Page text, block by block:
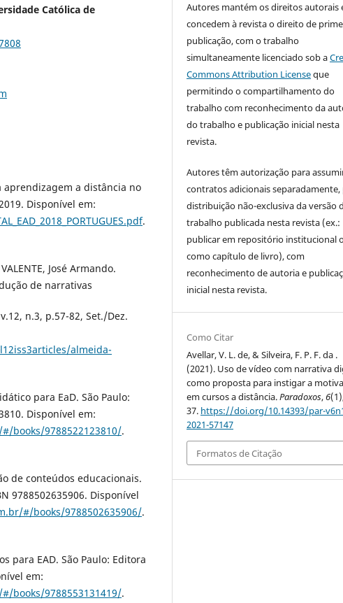
Católica de
aprendizagem a distância no
Disponível em:
.
José Armando.
de narrativas
n.3, p.57-82, Set./Dez.
almeida-
para EaD. São Paulo:
Disponível em:
books/9788522123810/.
de conteúdos educacionais.
9788502635906. Disponível
#/books/9788502635906/.
para EAD. São Paulo: Editora
em:
books/9788553131419/.
Autores mantém os direitos autorais
concedem à revista o direito de
publicação, com o trabalho
simultaneamente licenciado sob a
Commons Attribution Licenseque
permitindo o compartilhamento do
trabalho com reconhecimento da
do trabalho e publicação inicial nesta
revista.
Autores têm autorização para
contratos adicionais separadamente,
distribuição não-exclusiva da versão
trabalho publicada nesta revista (ex.:
publicar em repositório institucional
como capítulo de livro), com
reconhecimento de autoria e
inicial nesta revista.
Como Citar
Avellar, V. L. de, & Silveira, F. P. F. da .
(2021). Uso de vídeo com narrativa
como proposta para instigar a
em cursos a distância.Paradoxos,6
37. https://doi.org/10.14393/par-
2021-57147
Formatos de Citação